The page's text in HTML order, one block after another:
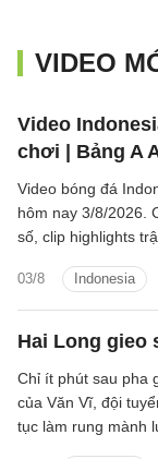
VIDEO
Video
chơi | Bảng A
03/8 Indonesia
Video bóng đá
hôm nay 3/8/2026.
số, clip highlights
Hai Long gieo
Chỉ ít phút sau pha
của Văn Vĩ, đội
tục làm rung mành